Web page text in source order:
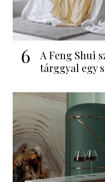
6
A Feng Shui
tárggyal egy